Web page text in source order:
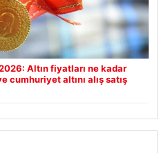
Altın fiyatları ne kadar
cumhuriyet altını alış satış